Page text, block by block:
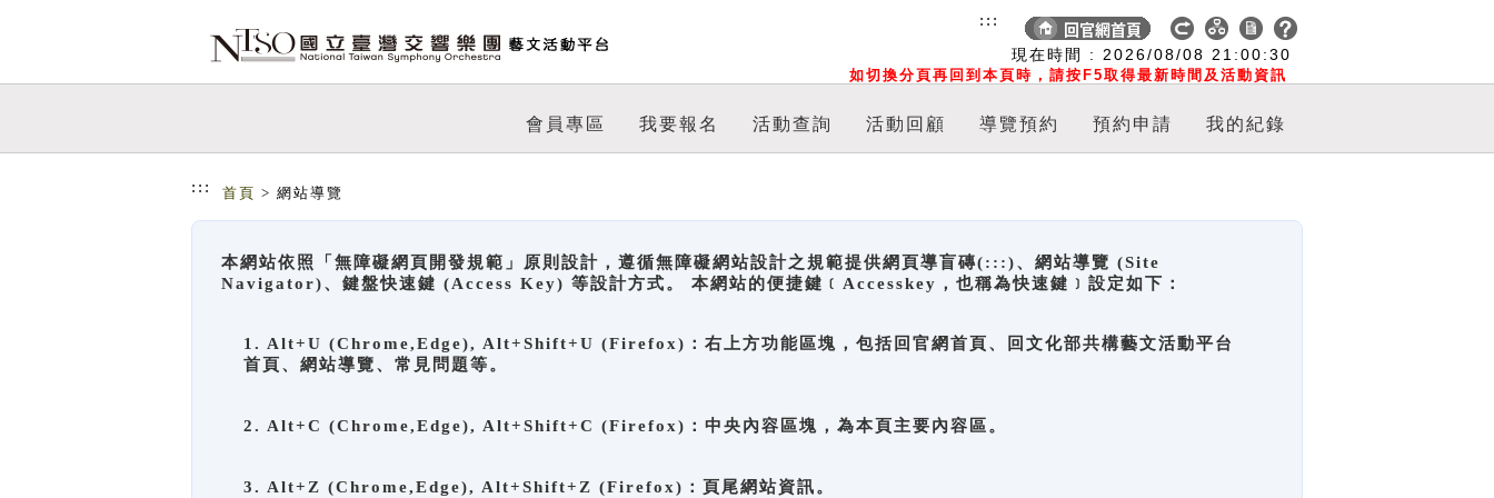
現在時間 : 2026/08/08 21:00:31
如切換分頁再回到本頁時，請按F5取得最新時間及活動資訊
:::
會員專區 我要報名 活動查詢 活動回顧 導覽預約 預約申請 我的紀錄
::: 首頁 > 網站導覽
本網站依照「無障礙網頁開發規範」原則設計，遵循無障礙網站設計之規範提供網頁導盲磚(:::)、網站導覽 (Site
Navigator)、鍵盤快速鍵 (Access Key) 等設計方式。 本網站的便捷鍵﹝Accesskey，也稱為快速鍵﹞設定如下：
1. Alt+U (Chrome,Edge), Alt+Shift+U (Firefox)：右上方功能區塊，包括回官網首頁、回文化部共構藝文活動平台
首頁、網站導覽、常見問題等。
2. Alt+C (Chrome,Edge), Alt+Shift+C (Firefox)：中央內容區塊，為本頁主要內容區。
3. Alt+Z (Chrome,Edge), Alt+Shift+Z (Firefox)：頁尾網站資訊。